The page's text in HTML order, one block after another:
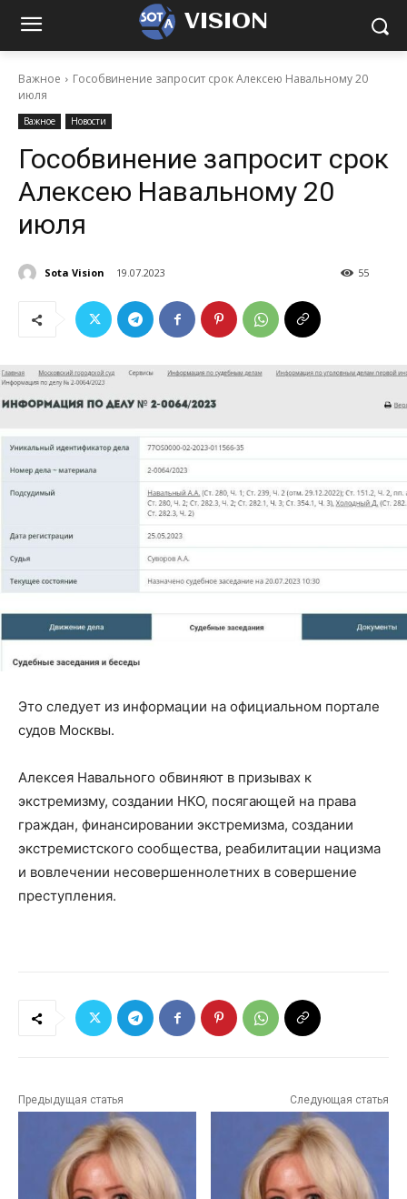
VISION
Важное
Гособвинение запросит срок Алексею Навальному 20
июля
Важное Новости
Гособвинение запросит срок
Алексею Навальному 20
июля
Sota Vision 19.07.2023 55
Это следует из информации на официальном портале
судов Москвы.
Алексея Навального обвиняют в призывах к
экстремизму, создании НКО, посягающей на права
граждан, финансировании экстремизма, создании
экстремистского сообщества, реабилитации нацизма
и вовлечении несовершеннолетних в совершение
преступления.
Предыдущая статья Следующая статья